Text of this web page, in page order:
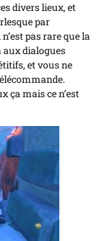
divers lieux, et
par
pas rare que la
aux dialogues
et vous ne
ça mais ce n’est